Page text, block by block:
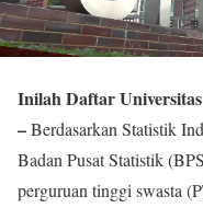
Inilah Daftar
–Berdasarkan Statistik
Badan Pusat Statistik
perguruan tinggi swasta